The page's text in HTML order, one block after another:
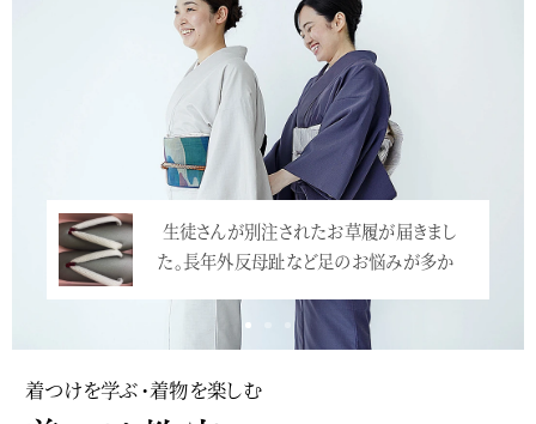
着つけを学ぶ・着物を楽しむ
生徒さんが別注されたお草履が届きまし
た。長年外反母趾など足のお悩みが多か
豪華なお振袖+袴で卒業式へ。美人で身長も
高いので、大振袖がとても華やかな雰囲気。